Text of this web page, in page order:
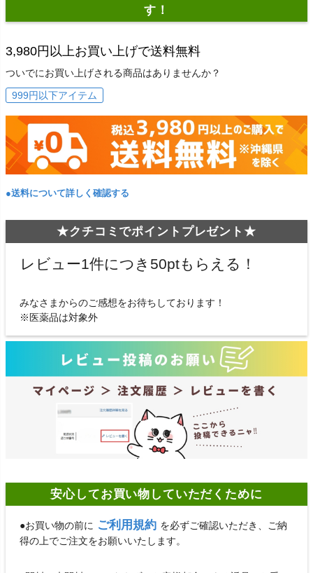
す！
3,980円以上お買い上げで送料無料
ついでにお買い上げされる商品はありませんか？
999円以下アイテム
●送料について詳しく確認する
★クチコミでポイントプレゼント★
レビュー1件につき50ptもらえる！
みなさまからのご感想をお待ちしております！
※医薬品は対象外
安心してお買い物していただくために
●お買い物の前に ご利用規約 を必ずご確認いただき、ご納
得の上でご注文をお願いいたします。